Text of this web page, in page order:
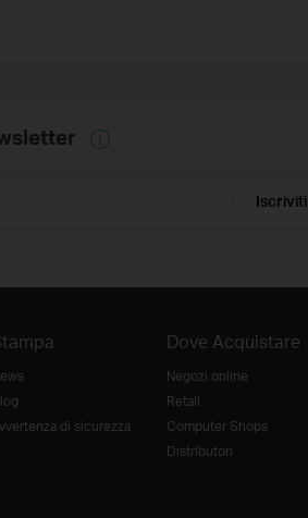
Iscriviti
di sicurezza
Dove Acquistare
Negozi online
Retail
Computer Shops
Distributori